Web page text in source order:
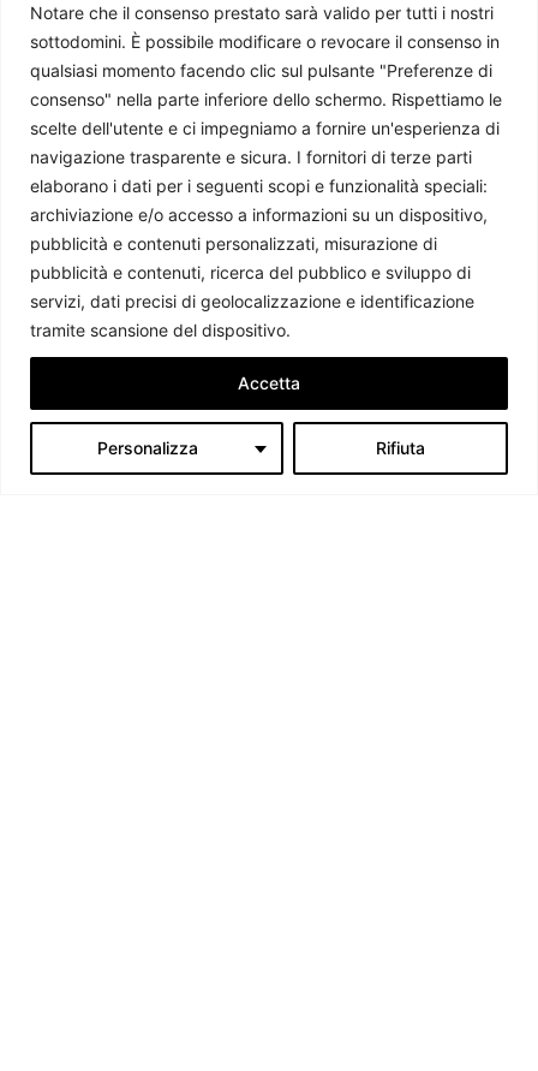
Notare che il consenso prestato sarà valido per tutti i nostri
sottodomini. È possibile modificare o revocare il consenso in
qualsiasi momento facendo clic sul pulsante "Preferenze di
consenso" nella parte inferiore dello schermo. Rispettiamo le
scelte dell'utente e ci impegniamo a fornire un'esperienza di
navigazione trasparente e sicura. I fornitori di terze parti
elaborano i dati per i seguenti scopi e funzionalità speciali:
archiviazione e/o accesso a informazioni su un dispositivo,
pubblicità e contenuti personalizzati, misurazione di
pubblicità e contenuti, ricerca del pubblico e sviluppo di
servizi, dati precisi di geolocalizzazione e identificazione
tramite scansione del dispositivo.
Personalizza Rifiuta
Accetta
L’Armenia dopo il voto: la riconferma di Pashinyan e
l’orizzonte europeo
Maria Grazia Saccà 26 Giugno 2026